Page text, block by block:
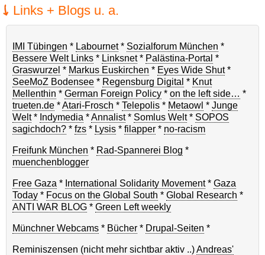
Links + Blogs u. a.
IMI Tübingen * Labournet* Sozialforum München *
Bessere Welt Links * Linksnet* Palästina-Portal *
Graswurzel * Markus Euskirchen * Eyes Wide Shut*
SeeMoZ Bodensee * Regensburg Digital * Knut
Mellenthin * German Foreign Policy * on the left side… *
trueten.de *Atari-Frosch * Telepolis * Metaowl * Junge
Welt* Indymedia *Annalist* Somlus Welt* SOPOS
sagichdoch? * fzs * Lysis * filapper * no-racism
Freifunk München * Rad-Spannerei Blog *
muenchenblogger
Free Gaza * International Solidarity Movement* Gaza
Today * Focus on the Global South * Global Research *
ANTI WAR BLOG * Green Left weekly
Münchner Webcams * Bücher * Drupal-Seiten *
Reminiszensen (nicht mehr sichtbar aktiv ..)Andreas'